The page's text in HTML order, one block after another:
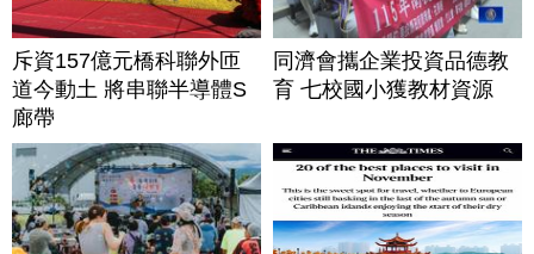
斥資157億元橋科聯外匝
道今動土 將串聯半導體S
廊帶
同濟會攜企業投資品德教
育 七校國小獲教材資源